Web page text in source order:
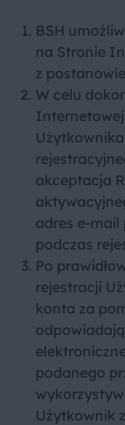
BSH
na Stronie
z
W celu
Internetowej
akceptacja
adres e-
podczas
Po
rejestracji
konta za
podanego
Użytkownik